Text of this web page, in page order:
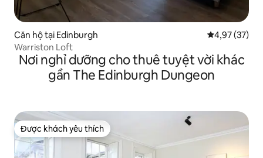
Căn hộ tại Edinburgh Xếp hạng
4,97 (37)
Warriston Loft
Nơi nghỉ dưỡng cho thuê tuyệt vời khác
gần The Edinburgh Dungeon
Được khách yêu thích
Được khách yêu thích